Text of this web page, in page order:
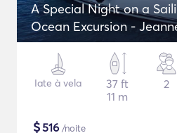
A Special Night on a
Ocean Excursion -
Iate à vela
37 ft
11 m
2
$516 /noite